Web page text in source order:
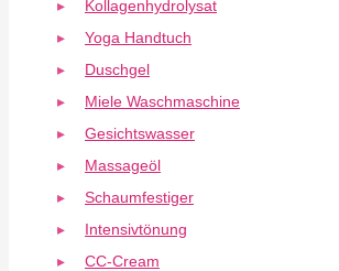
Kollagenhydrolysat
Yoga Handtuch
Duschgel
Miele Waschmaschine
Gesichtswasser
Massageöl
Schaumfestiger
Intensivtönung
CC-Cream